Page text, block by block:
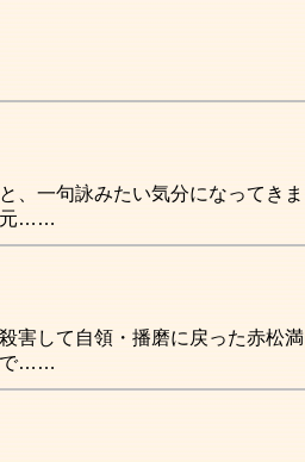
、一句詠みたい気分になってきま
元……
害して自領・播磨に戻った赤松満
で……